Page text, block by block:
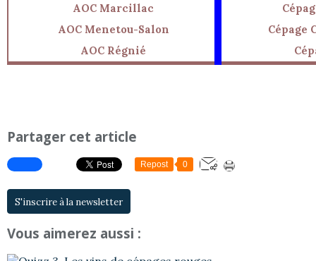
AOC Marcillac
AOC Menetou-Salon
Cépage
AOC Régnié
Partager cet article
Repost 0
S'inscrire à la newsletter
Vous aimerez aussi :